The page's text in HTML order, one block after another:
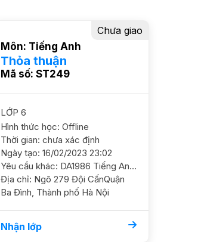
Môn: Tiếng Anh
Thỏa thuận
Mã số: ST249
Chưa giao
LỚP 6
Hình thức học: Offline
Thời gian: chưa xác định
Ngày tạo: 16/02/2023 23:02
Yêu cầu khác: DA1986 Tiếng Anh 6/ HS nữ/ HL TBK Cần nắm chắc ngữ pháp và luyện từ YC GS nữ
Địa chỉ: Ngõ 279 Đội CấnQuận
Ba Đình, Thành phố Hà Nội
Nhận lớp